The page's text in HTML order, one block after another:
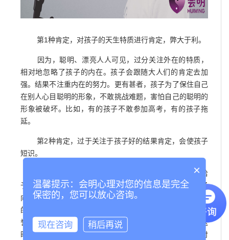
第1种肯定，对孩子的天生特质进行肯定，弊大于利。
因为，聪明、漂亮人人可见，过分关注外在的特质，
相对地忽略了孩子的内在。孩子会跟随大人们的肯定去加
强。结果不注重内在的努力。更有甚者，孩子为了保住自己
在别人心目聪明的形象，不敢挑战难题，害怕自己的聪明的
形象被破坏。比如，有的孩子不敢参加高考，有的孩子拖
延。
第2种肯定，过于关注于孩子好的结果肯定，会使孩子
短识。
比如孩子学习成绩考好了，家长满足孩子的需要，给
予奖励；孩子得奖了，给予表彰。这样做可以鼓励其他孩子
向这位孩子学习，是有益的。但对于孩子本身，反而有一定
的伤害。因为，这样做，让孩子把注意力转移到对肯定、荣
誉的渴求上，而对这件事本身的兴趣反而迷失。如果，这
时，家长与孩子去反省孩子如何学得了好成绩，做了什么付
×
温馨提示：会明心理对您的信息是完全
保密的，您可以放心咨询。
现在咨询 稍后再说